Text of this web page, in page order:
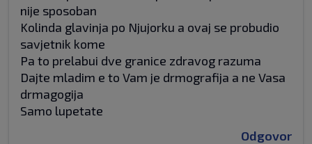
nije sposoban
Kolinda glavinja po Njujorku a ovaj se probudio
savjetnik kome
Pa to prelabui dve granice zdravog razuma
Dajte mladim e to Vam je drmografija a ne Vasa
drmagogija
Samo lupetate
Odgovor